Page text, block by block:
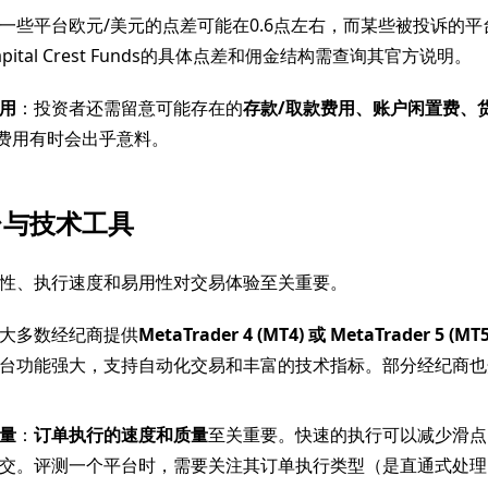
些平台欧元/美元的点差可能在0.6点左右，而某些被投诉的
Crest Funds的具体点差和佣金结构需查询其官方说明。
：投资者还需留意可能存在的存款/取款费用、账户闲置费、
用有时会出乎意料。
技术工具
、执行速度和易用性对交易体验至关重要。
多数经纪商提供MetaTrader 4 (MT4) 或 MetaTrader 5
功能强大，支持自动化交易和丰富的技术指标。部分经纪商
： 订单执行的速度和质量至关重要。快速的执行可以减少滑
。评测一个平台时，需要关注其订单执行类型（是直通式处